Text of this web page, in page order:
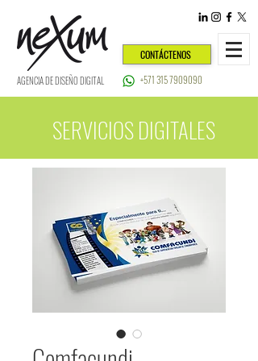
CONTÁCTENOS
AGENCIA DE DISEÑO DIGITAL +571 315 7909090
SERVICIOS DIGITALES